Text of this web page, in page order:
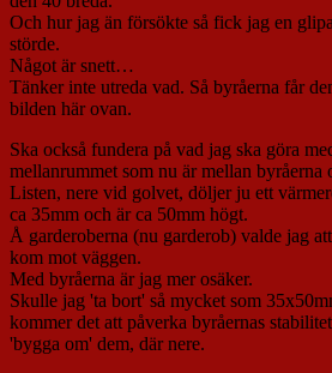
Och hur jag än försökte så fick jag en
störde.
Något är snett…
Tänker inte utreda vad. Så byråerna får
bilden här ovan.
Ska också fundera på vad jag ska göra
mellanrummet som nu är mellan byråerna
Listen, nere vid golvet, döljer ju ett
ca 35mm och är ca 50mm högt.
Å garderoberna (nu garderob) valde jag
kom mot väggen.
Med byråerna är jag mer osäker.
Skulle jag 'ta bort' så mycket som
kommer det att påverka byråernas
'bygga om' dem, där nere.